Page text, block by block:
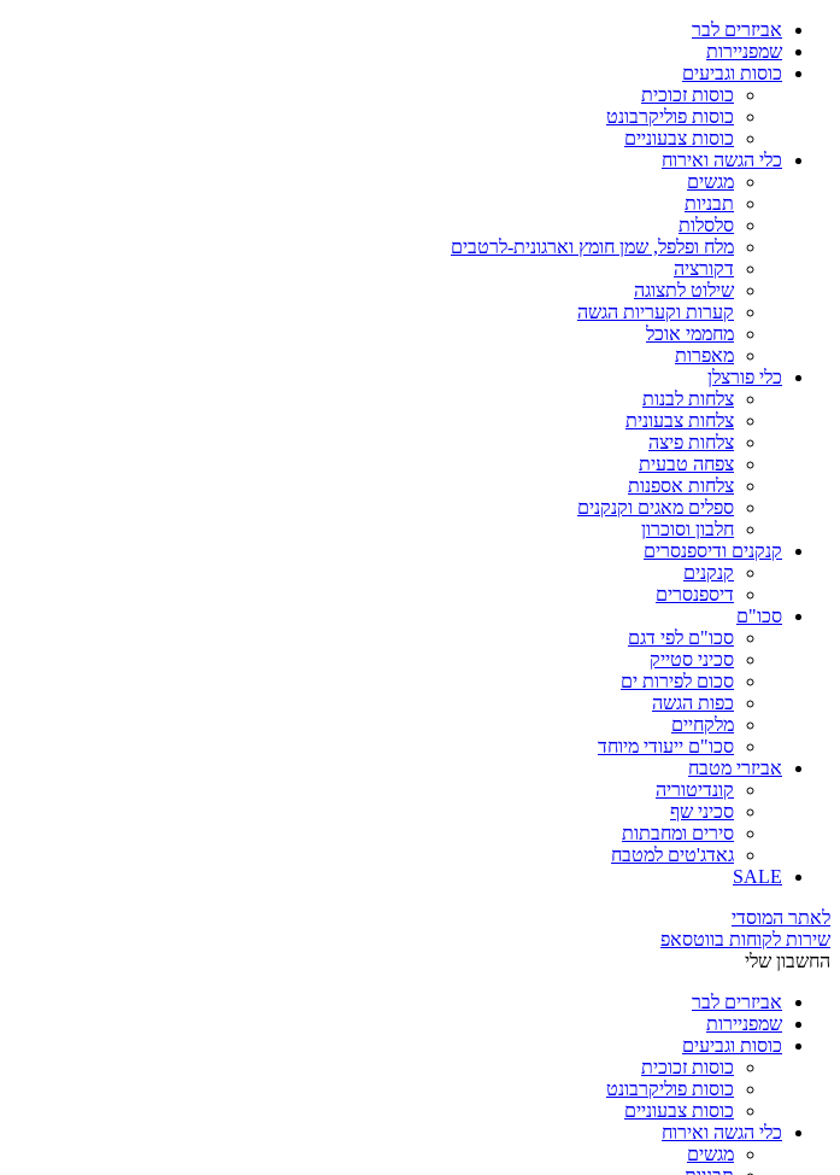
אביזרים לבר
שמפניירות
כוסות וגביעים
כוסות זכוכית
כוסות פוליקרבונט
כוסות צבעוניים
כלי הגשה ואירוח
מגשים
תבניות
סלסלות
מלח ופלפל, שמן חומץ וארגונית-לרטבים
דקורציה
שילוט לתצוגה
קערות וקעריות הגשה
מחממי אוכל
מאפרות
כלי פורצלן
צלחות לבנות
צלחות צבעונית
צלחות פיצה
צפחה טבעית
צלחות אספנות
ספלים מאגים וקנקנים
חלבון וסוכרון
קנקנים ודיספנסרים
קנקנים
דיספנסרים
סכו"ם
סכו"ם לפי דגם
סכיני סטייק
סכום לפירות ים
כפות הגשה
מלקחיים
סכו"ם ייעודי מיוחד
אביזרי מטבח
קונדיטוריה
סכיני שף
סירים ומחבתות
גאדג'טים למטבח
SALE
לאתר המוסדי
שירות לקוחות בווטסאפ
החשבון שלי
אביזרים לבר
שמפניירות
כוסות וגביעים
כוסות זכוכית
כוסות פוליקרבונט
כוסות צבעוניים
כלי הגשה ואירוח
מגשים